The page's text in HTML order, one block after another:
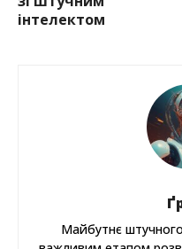
інтелектом
Майбутнє